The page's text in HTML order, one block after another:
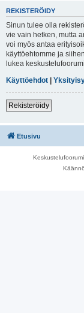
REKISTERÖIDY
Sinun tulee olla
vie vain hetken, mutta
voi myös antaa
käyttöehtomme ja
lukea
Käyttöehdot |
Rekisteröidy
Etusivu